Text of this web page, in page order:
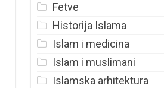
Fetve
Historija Islama
Islam i medicina
Islam i muslimani
Islamska arhitektura